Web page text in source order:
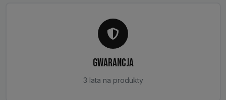
GWARANCJA
3 lata na produkty